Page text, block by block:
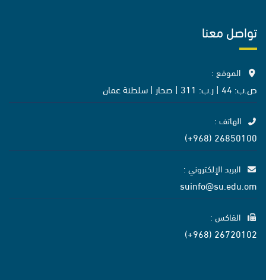
تواصل معنا
الموقع :
ص.ب: 44 | ر.ب: 311 | صحار | سلطنة عمان
الهاتف :
26850100 (968+)
البريد الإلكتروني :
suinfo@su.edu.om
الفاكس :
26720102 (968+)